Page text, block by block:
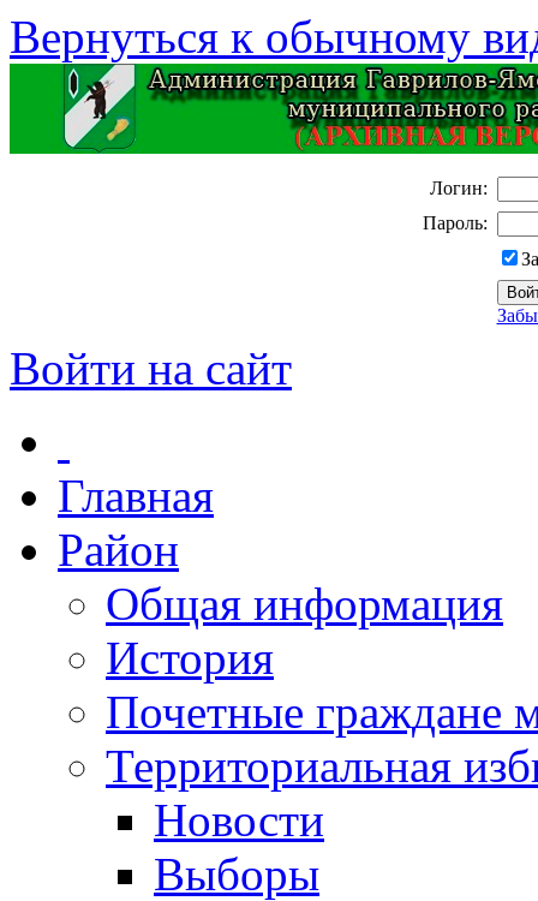
Вернуться к обычному
Логин:
Пароль:
Войти на сайт
Главная
Район
Общая информация
История
Почетные граждане
Территориальная
Новости
Выборы